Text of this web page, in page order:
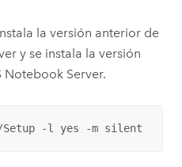
la versión anterior de
y se instala la versión
Notebook Server.
-l yes -m silent